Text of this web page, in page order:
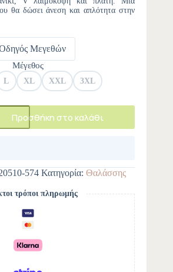
θα δώσει άνεση και απλότητα στην
Μεγεθών
Μέγεθος
L XL XXL 3XL
Προσθήκη στο καλάθι
574 Κατηγορία: Θαλάσσης
τρόποι πληρωμής